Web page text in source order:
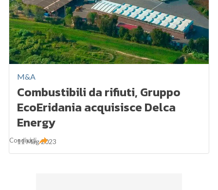
M&A
Combustibili da rifiuti, Gruppo
EcoEridania acquisisce Delca
Energy
11 Mag 2023
Condividi